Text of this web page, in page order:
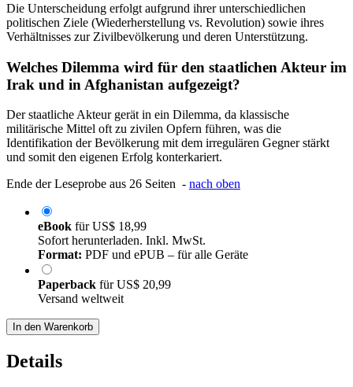
Die Unterscheidung erfolgt aufgrund ihrer unterschiedlichen
politischen Ziele (Wiederherstellung vs. Revolution) sowie ihres
Verhältnisses zur Zivilbevölkerung und deren Unterstützung.
Welches Dilemma wird für den staatlichen Akteur im
Irak und in Afghanistan aufgezeigt?
Der staatliche Akteur gerät in ein Dilemma, da klassische
militärische Mittel oft zu zivilen Opfern führen, was die
Identifikation der Bevölkerung mit dem irregulären Gegner stärkt
und somit den eigenen Erfolg konterkariert.
Ende der Leseprobe aus 26 Seiten - nach oben
eBook fürUS$ 18,99
Sofort herunterladen. Inkl. MwSt.
Format: PDF und ePUB – für alle Geräte
Paperback fürUS$ 20,99
Versand weltweit
In den Warenkorb
Details